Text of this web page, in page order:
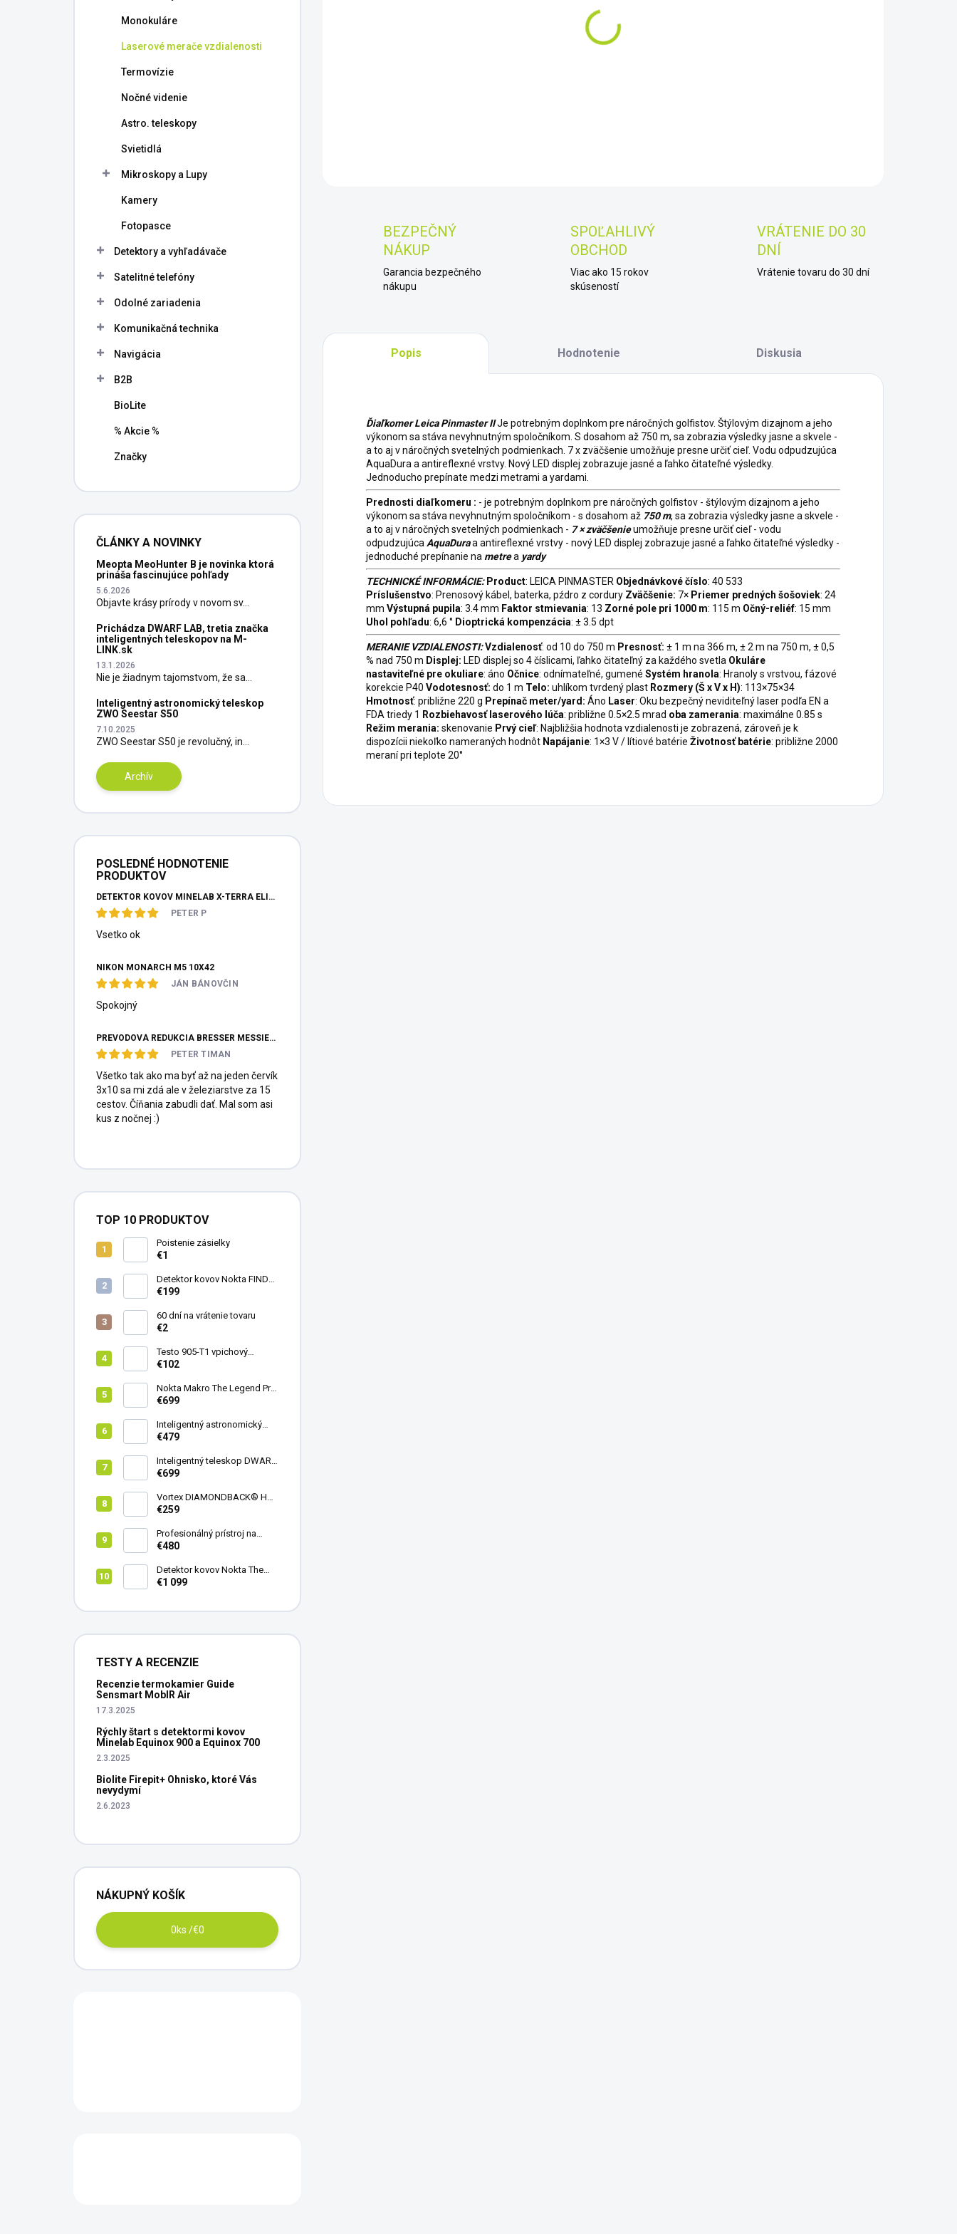
Monokuláre
Laserové merače vzdialenosti
Termovízie
Nočné videnie
Astro. teleskopy
Svietidlá
Mikroskopy a Lupy
Kamery
Fotopasce
Detektory a vyhľadávače
Satelitné telefóny
Odolné zariadenia
Komunikačná technika
Navigácia
B2B
BioLite
% Akcie %
Značky
ČLÁNKY A NOVINKY
Meopta MeoHunter B je novinka ktorá
prináša fascinujúce pohľady
5.6.2026
Objavte krásy prírody v novom sv...
Prichádza DWARF LAB, tretia značka
inteligentných teleskopov na M-
LINK.sk
13.1.2026
Nie je žiadnym tajomstvom, že sa...
Inteligentný astronomický teleskop
ZWO Seestar S50
7.10.2025
ZWO Seestar S50 je revolučný, in...
Archív
POSLEDNÉ HODNOTENIE
PRODUKTOV
DETEKTOR KOVOV MINELAB X-TERRA ELITE PINPOITER SET
PETER P
Vsetko ok
NIKON MONARCH M5 10X42
JÁN BÁNOVČIN
Spokojný
PREVODOVÁ REDUKCIA BRESSER MESSIER HEXAFOC 1:10
PETER TIMAN
Všetko tak ako ma byť až na jeden červík
3x10 sa mi zdá ale v železiarstve za 15
cestov. Číňania zabudli dať. Mal som asi
kus z nočnej :)
TOP 10 PRODUKTOV
Poistenie zásielky
€1
Detektor kovov Nokta FINDX
Pro
€199
60 dní na vrátenie tovaru
€2
Testo 905-T1 vpichový
teplomer
€102
Nokta Makro The Legend Pro
Pack - model 2024
€699
Inteligentný astronomický
teleskop DwarfLab Dwarf
€479
Inteligentný teleskop DWARF
III + originálny statív DWARF 3
€699
Vortex DIAMONDBACK® HD
8X42
€259
Profesionálný prístroj na
vedenie vŕtania Laserliner
€480
Detektor kovov Nokta The
Legend 2
€1 099
TESTY A RECENZIE
Recenzie termokamier Guide
Sensmart MobIR Air
17.3.2025
Rýchly štart s detektormi kovov
Minelab Equinox 900 a Equinox 700
2.3.2025
Biolite Firepit+ Ohnisko, ktoré Vás
nevydymí
2.6.2023
NÁKUPNÝ KOŠÍK
0ks /€0
MÔŽEME DORUČIŤ DO:
BEZPEČNÝ
NÁKUP
Garancia bezpečného
nákupu
SPOĽAHLIVÝ
OBCHOD
Viac ako 15 rokov
skúseností
VRÁTENIE DO 30
DNÍ
Vrátenie tovaru do 30 dní
Popis Hodnotenie Diskusia
Ďiaľkomer Leica Pinmaster IIJe potrebným doplnkom pre náročných golfistov. Štýlovým dizajnom a jeho
výkonom sa stáva nevyhnutným spoločníkom. S dosahom až 750 m, sa zobrazia výsledky jasne a skvele -
a to aj v náročných svetelných podmienkach. 7 x zväčšenie umožňuje presne určiť cieľ. Vodu odpudzujúca
AquaDura a antireflexné vrstvy. Nový LED displej zobrazuje jasné a ľahko čitateľné výsledky.
Jednoducho prepínate medzi metrami a yardami.
Prednosti diaľkomeru : - je potrebným doplnkom pre náročných golfistov - štýlovým dizajnom a jeho
výkonom sa stáva nevyhnutným spoločníkom - s dosahom až 750 m, sa zobrazia výsledky jasne a skvele -
a to aj v náročných svetelných podmienkach - 7 × zväčšenieumožňuje presne určiť cieľ - vodu
odpudzujúca AquaDuraa antireflexné vrstvy - nový LED displej zobrazuje jasné a ľahko čitateľné výsledky -
jednoduché prepínanie na metrea yardy
TECHNICKÉ INFORMÁCIE: Product: LEICA PINMASTER Objednávkové číslo: 40 533
Príslušenstvo: Prenosový kábel, baterka, pźdro z cordury Zväčšenie: 7× Priemer predných šošoviek: 24
mm Výstupná pupila: 3.4 mm Faktor stmievania: 13 Zorné pole pri 1000 m: 115 m Očný-reliéf: 15 mm
Uhol pohľadu: 6,6 ° Dioptrická kompenzácia: ± 3.5 dpt
MERANIE VZDIALENOSTI:Vzdialenosť: od 10 do 750 m Presnosť: ± 1 m na 366 m, ± 2 m na 750 m, ± 0,5
% nad 750 m Displej: LED displej so 4 číslicami, ľahko čitateľný za každého svetla Okuláre
nastaviteľné pre okuliare: áno Očnice: odnímateľné, gumené Systém hranola: Hranoly s vrstvou, fázové
korekcie P40 Vodotesnosť: do 1 m Telo: uhlíkom tvrdený plast Rozmery (Š x V x H): 113×75×34
Hmotnosť: približne 220 g Prepínač meter/yard: Áno Laser: Oku bezpečný neviditeľný laser podľa EN a
FDA triedy 1 Rozbiehavosť laserového lúča: približne 0.5×2.5 mrad oba zamerania: maximálne 0.85 s
Režim merania: skenovanie Prvý cieľ: Najbližšia hodnota vzdialenosti je zobrazená, zároveň je k
dispozícii niekoľko nameraných hodnôt Napájanie: 1×3 V / lítiové batérie Životnosť batérie: približne 2000
meraní pri teplote 20°